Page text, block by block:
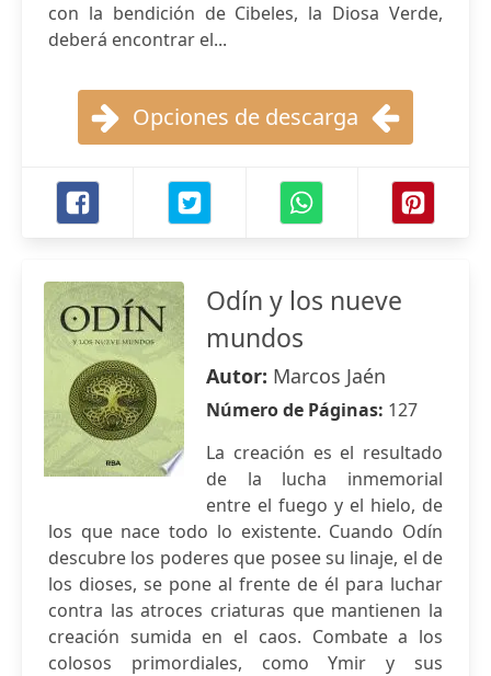
con la bendición de Cibeles, la Diosa Verde,
deberá encontrar el...
Opciones de descarga
Odín y los nueve
mundos
Autor: Marcos Jaén
Número de Páginas: 127
La creación es el resultado
de la lucha inmemorial
entre el fuego y el hielo, de
los que nace todo lo existente. Cuando Odín
descubre los poderes que posee su linaje, el de
los dioses, se pone al frente de él para luchar
contra las atroces criaturas que mantienen la
creación sumida en el caos. Combate a los
colosos primordiales, como Ymir y sus